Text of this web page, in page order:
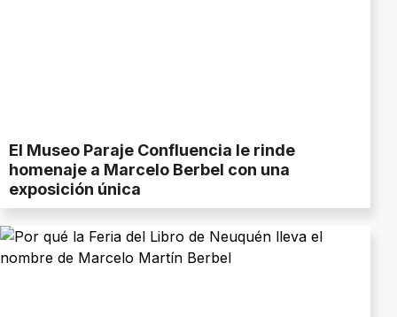
El Museo Paraje Confluencia le rinde
homenaje a Marcelo Berbel con una
exposición única